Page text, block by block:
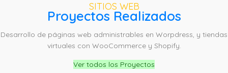
SITIOS WEB
Proyectos Realizados
Desarrollo de páginas web administrables en Worpdress, y tiendas
virtuales con WooCommerce y Shopify.
Ver todos los Proyectos